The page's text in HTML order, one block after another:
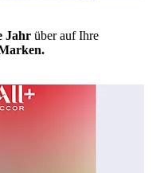
Jahr über auf Ihre